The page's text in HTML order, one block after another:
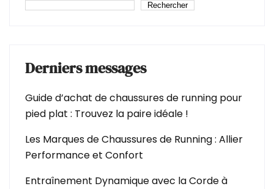
Rechercher
Derniers messages
Guide d’achat de chaussures de running pour
pied plat : Trouvez la paire idéale !
Les Marques de Chaussures de Running : Allier
Performance et Confort
Entraînement Dynamique avec la Corde à